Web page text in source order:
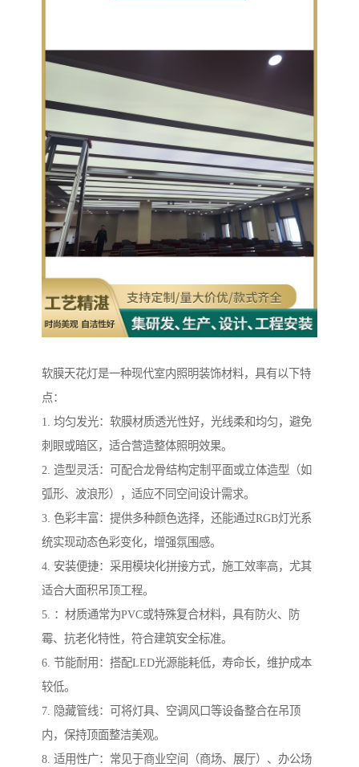
软膜天花灯是一种现代室内照明装饰材料，具有以下特
点：
1. 均匀发光：软膜材质透光性好，光线柔和均匀，避免
刺眼或暗区，适合营造整体照明效果。
2. 造型灵活：可配合龙骨结构定制平面或立体造型（如
弧形、波浪形），适应不同空间设计需求。
3. 色彩丰富：提供多种颜色选择，还能通过RGB灯光系
统实现动态色彩变化，增强氛围感。
4. 安装便捷：采用模块化拼接方式，施工效率高，尤其
适合大面积吊顶工程。
5. ：材质通常为PVC或特殊复合材料，具有防火、防
霉、抗老化特性，符合建筑安全标准。
6. 节能耐用：搭配LED光源能耗低，寿命长，维护成本
较低。
7. 隐藏管线：可将灯具、空调风口等设备整合在吊顶
内，保持顶面整洁美观。
8. 适用性广：常见于商业空间（商场、展厅）、办公场